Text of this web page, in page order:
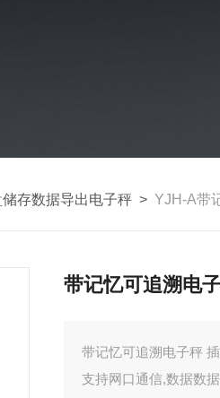
储存数据导出电子秤 > YJH-A带
带记忆可追溯电
带记忆可追溯电子秤
支持网口通信,数据数